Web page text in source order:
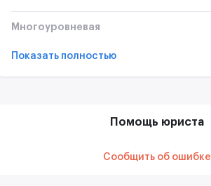
Многоуровневая
Показать полностью
Помощь юриста
Сообщить об ошибке